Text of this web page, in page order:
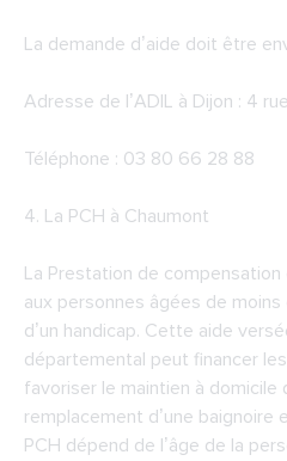
La demande d’aide doit être
Adresse de l’ADIL à Dijon : 4
Téléphone : 03 80 66 28 88
4. La PCH à Chaumont
La Prestation de
aux personnes âgées de
d’un handicap. Cette aide
départemental peut financer
favoriser le maintien à domicile
remplacement d’une baignoire
PCH dépend de l’âge de la